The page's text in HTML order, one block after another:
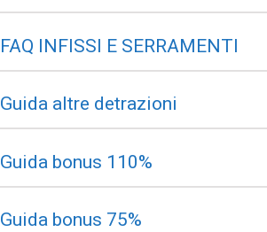
FAQ INFISSI E SERRAMENTI
Guida altre detrazioni
Guida bonus 110%
Guida bonus 75%